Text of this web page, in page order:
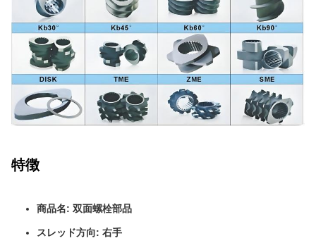
特徴
商品名: 双面螺栓部品
スレッド方向: 右手